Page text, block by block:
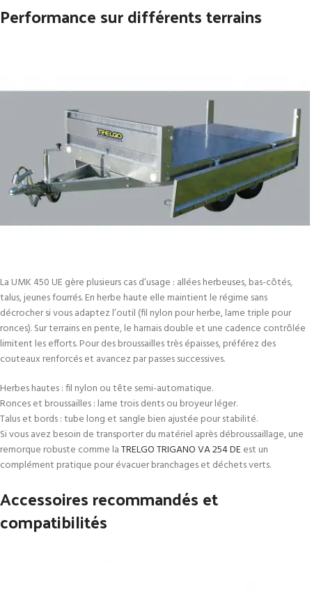
Performance sur différents terrains
La UMK 450 UE gère plusieurs cas d’usage : allées herbeuses, bas-côtés,
talus, jeunes fourrés. En herbe haute elle maintient le régime sans
décrocher si vous adaptez l’outil (fil nylon pour herbe, lame triple pour
ronces). Sur terrains en pente, le harnais double et une cadence contrôlée
limitent les efforts. Pour des broussailles très épaisses, préférez des
couteaux renforcés et avancez par passes successives.
Herbes hautes : fil nylon ou tête semi-automatique.
Ronces et broussailles : lame trois dents ou broyeur léger.
Talus et bords : tube long et sangle bien ajustée pour stabilité.
Si vous avez besoin de transporter du matériel après débroussaillage, une
remorque robuste comme laTRELGO TRIGANO VA 254 DE est un
complément pratique pour évacuer branchages et déchets verts.
Accessoires recommandés et
compatibilités